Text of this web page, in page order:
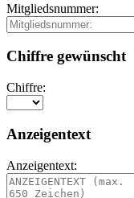
Mitgliedsnummer:
Chiffre gewünscht
Chiffre:
Anzeigentext
Anzeigentext: